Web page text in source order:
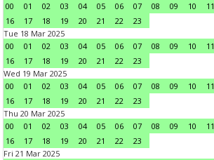
00
01 02 03 04 05 06 07 08 09 10 11
16
17 18 19 20 21 22
23
Tue 18 Mar 2025
00
01 02 03 04 05 06 07 08 09 10 11
16
17 18 19 20 21 22
23
Wed 19 Mar 2025
00
01 02 03 04 05 06 07 08 09 10 11
16
17 18 19 20 21 22
23
Thu 20 Mar 2025
00
01 02 03 04 05 06 07 08 09 10 11
16
17 18 19 20 21 22
23
Fri 21 Mar 2025